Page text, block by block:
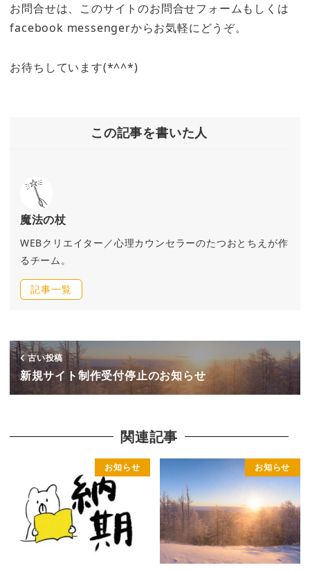
お問合せは、このサイトのお問合せフォームもしくは
facebook messengerからお気軽にどうぞ。
お待ちしています(*^^*)
この記事を書いた人
魔法の杖
WEBクリエイター／心理カウンセラーのたつおとちえが作
るチーム。
記事一覧
古い投稿
新規サイト制作受付停止のお知らせ
関連記事
お知らせ お知らせ